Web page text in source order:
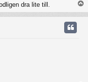
dra lite till.
p
p